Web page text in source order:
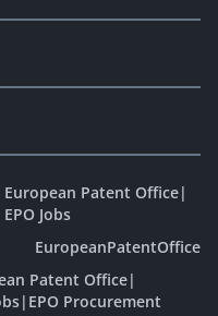
European Patent Office|
EPO Jobs
EuropeanPatentOffice
Patent Office|
| EPO Procurement